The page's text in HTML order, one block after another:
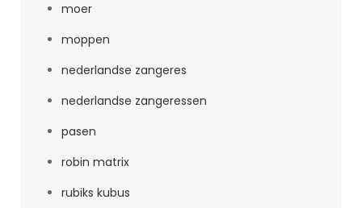
moer
moppen
nederlandse zangeres
nederlandse zangeressen
pasen
robin matrix
rubiks kubus